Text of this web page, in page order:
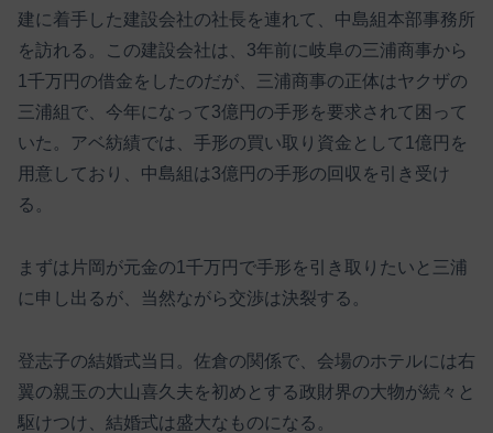
建に着手した建設会社の社長を連れて、中島組本部事務所
を訪れる。この建設会社は、3年前に岐阜の三浦商事から
1千万円の借金をしたのだが、三浦商事の正体はヤクザの
三浦組で、今年になって3億円の手形を要求されて困って
いた。アベ紡績では、手形の買い取り資金として1億円を
用意しており、中島組は3億円の手形の回収を引き受け
る。
まずは片岡が元金の1千万円で手形を引き取りたいと三浦
に申し出るが、当然ながら交渉は決裂する。
登志子の結婚式当日。佐倉の関係で、会場のホテルには右
翼の親玉の大山喜久夫を初めとする政財界の大物が続々と
駆けつけ、結婚式は盛大なものになる。